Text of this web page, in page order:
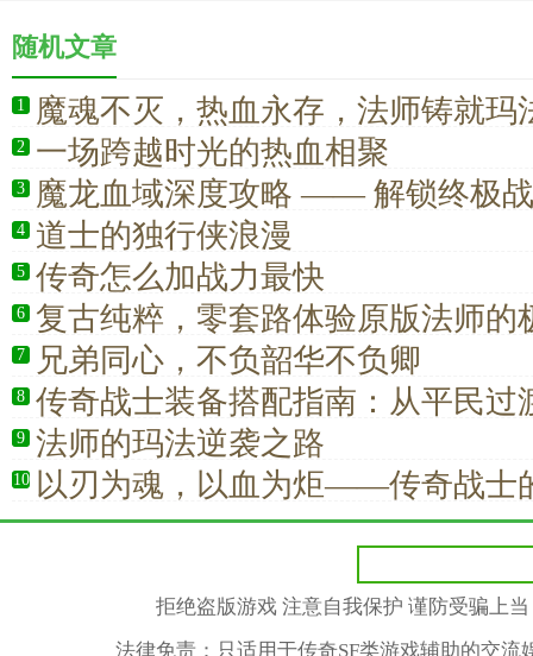
随机文章
1 魔魂不灭，热血永存，法师铸就玛
2 一场跨越时光的热血相聚
3
魔龙血域深度攻略 —— 解锁终极
场
4 道士的独行侠浪漫
5 传奇怎么加战力最快
6 复古纯粹，零套路体验原版法师的
7 兄弟同心，不负韶华不负卿
8 传奇战士装备搭配指南：从平民过
业
9 法师的玛法逆袭之路
10 以刃为魂，以血为炬——传奇战士
拒绝盗版游戏 注意自我保护 谨防受骗上
法律免责：只适用于传奇SF类游戏辅助的交